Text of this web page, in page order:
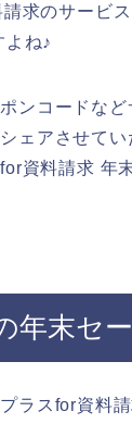
求のサービ
ね♪
ンコードな
ェアさせて
資料請求 年
年末セ
ラスfor資料